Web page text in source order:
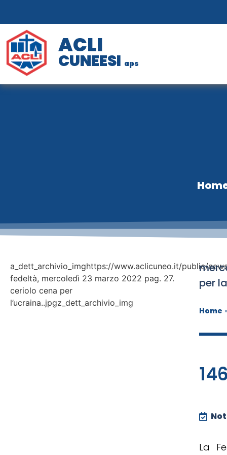
ACLI
CUNEESI aps
a_dett_archivio_imghttps://www.aclicuneo.it/public/
fedeltà, mercoledì 23 marzo 2022 pag. 27.
ceriolo cena per
l’ucraina..jpgz_dett_archivio_img
per
Home »
La